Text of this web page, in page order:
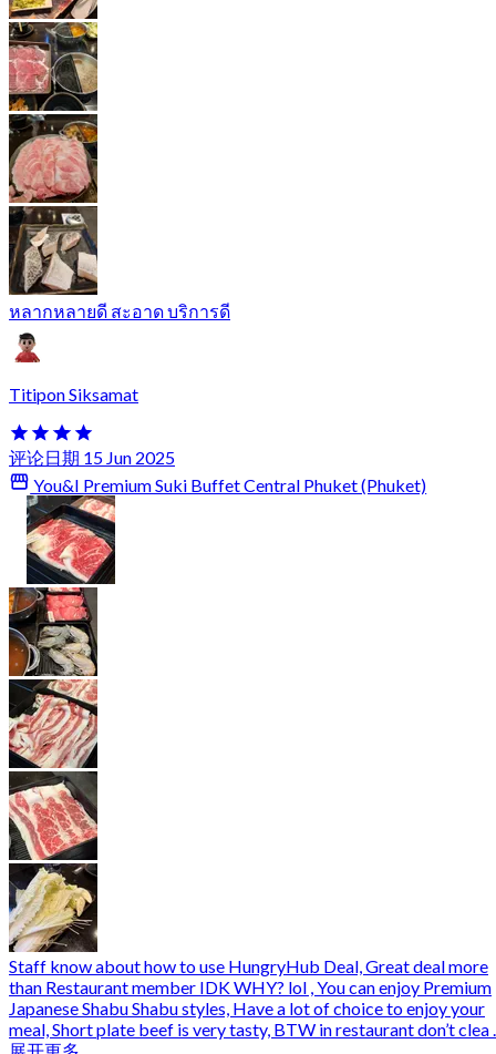
หลากหลายดี สะอาด บริการดี
Titipon Siksamat
评论日期 15 Jun 2025
You&I Premium Suki Buffet Central Phuket (Phuket)
Staff know about how to use HungryHub Deal, Great deal more
than Restaurant member IDK WHY? lol , You can enjoy Premium
Japanese Shabu Shabu styles, Have a lot of choice to enjoy your
meal, Short plate beef is very tasty, BTW in restaurant don’t clea